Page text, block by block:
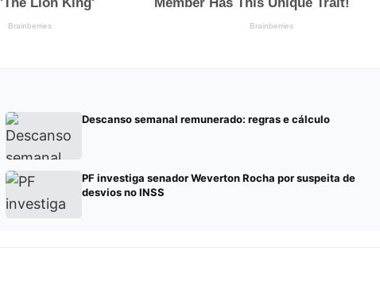
Descanso semanal remunerado: regras e cálculo
PF investiga senador Weverton Rocha por suspeita de
desvios no INSS